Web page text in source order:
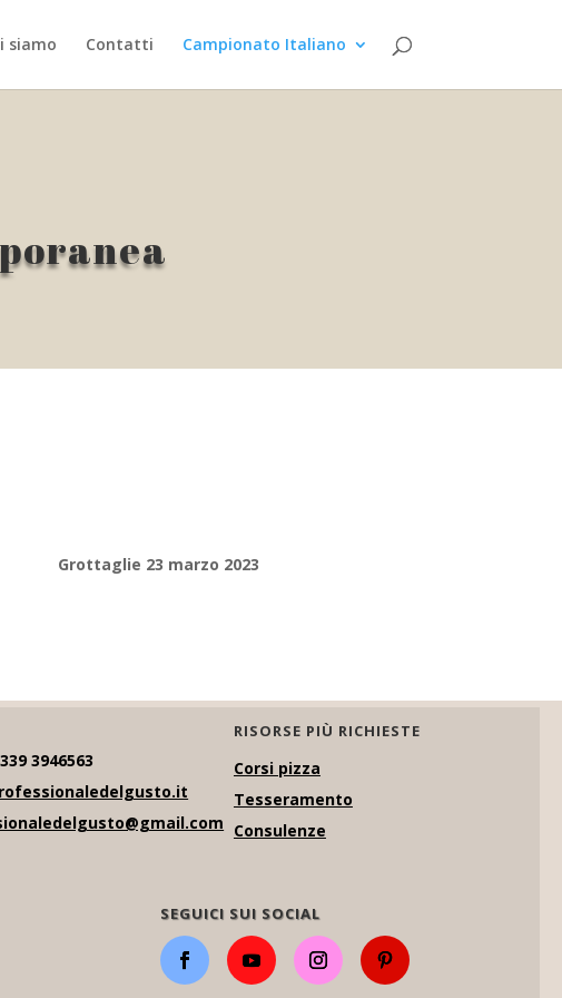
siamo Contatti Campionato Italiano
Grottaglie 23 marzo 2023
3946563
RISORSE PIÙ RICHIESTE
Corsi pizza
Tesseramento
Consulenze
SEGUICI SUI SOCIAL